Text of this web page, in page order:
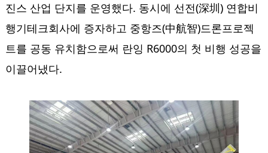
진스 산업 단지를 운영했다. 동시에 선전(深圳) 연합비
행기테크회사에 증자하고 중항즈(中航智)드론프로젝
트를 공동 유치함으로써 란잉 R6000의 첫 비행 성공을
이끌어냈다.